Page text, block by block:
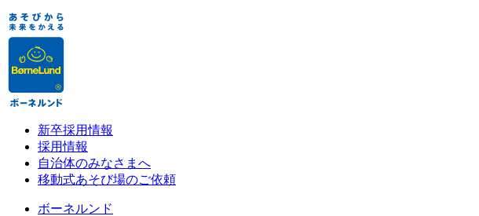
新卒採用情報
採用情報
自治体のみなさまへ
移動式あそび場のご依頼
ボーネルンド